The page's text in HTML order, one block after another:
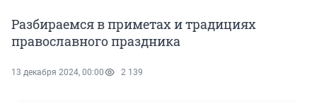
Разбираемся в приметах и традициях
православного праздника
13 декабря 2024, 00:00 2 139